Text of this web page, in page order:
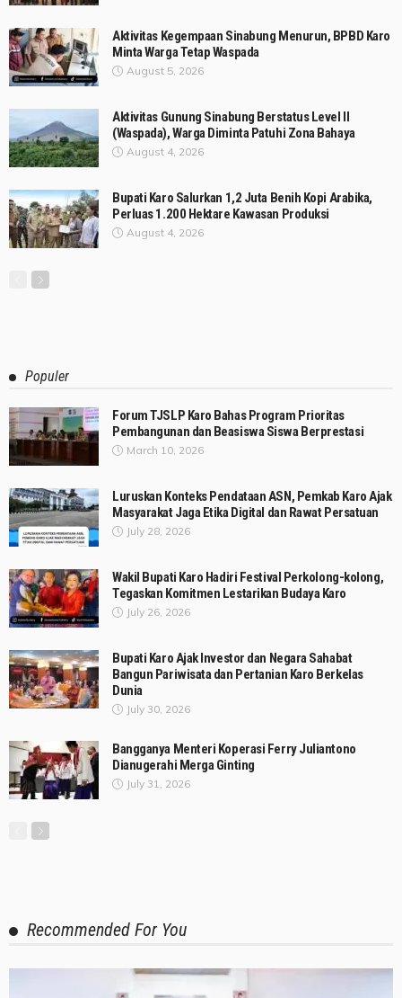
Aktivitas Kegempaan Sinabung Menurun, BPBD Karo
Minta Warga Tetap Waspada
August 5, 2026
Aktivitas Gunung Sinabung Berstatus Level II
(Waspada), Warga Diminta Patuhi Zona Bahaya
August 4, 2026
Bupati Karo Salurkan 1,2 Juta Benih Kopi Arabika,
Perluas 1.200 Hektare Kawasan Produksi
August 4, 2026
Populer
Forum TJSLP Karo Bahas Program Prioritas
Pembangunan dan Beasiswa Siswa Berprestasi
March 10, 2026
Luruskan Konteks Pendataan ASN, Pemkab Karo Ajak
Masyarakat Jaga Etika Digital dan Rawat Persatuan
July 28, 2026
Wakil Bupati Karo Hadiri Festival Perkolong-kolong,
Tegaskan Komitmen Lestarikan Budaya Karo
July 26, 2026
Bupati Karo Ajak Investor dan Negara Sahabat
Bangun Pariwisata dan Pertanian Karo Berkelas
Dunia
July 30, 2026
Bangganya Menteri Koperasi Ferry Juliantono
Dianugerahi Merga Ginting
July 31, 2026
Recommended For You